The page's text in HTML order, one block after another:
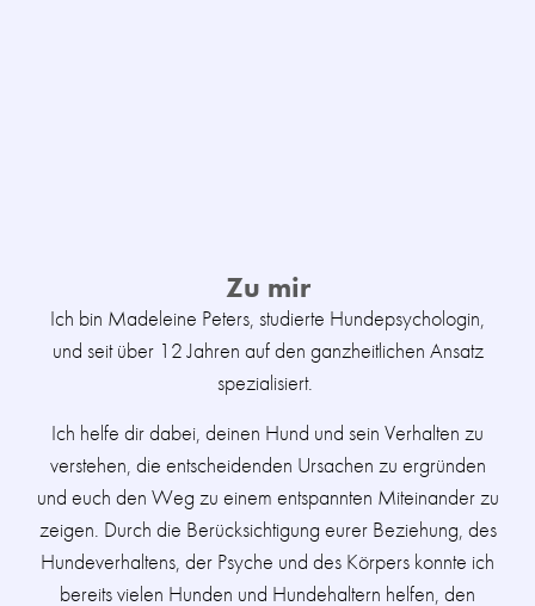
Zu mir
Ich bin Madeleine Peters, studierte Hundepsychologin,
und seit über 12 Jahren auf den ganzheitlichen Ansatz
spezialisiert.
Ich helfe dir dabei, deinen Hund und sein Verhalten zu
verstehen, die entscheidenden Ursachen zu ergründen
und euch den Weg zu einem entspannten Miteinander zu
zeigen. Durch die Berücksichtigung eurer Beziehung, des
Hundeverhaltens, der Psyche und des Körpers konnte ich
bereits vielen Hunden und Hundehaltern helfen, den